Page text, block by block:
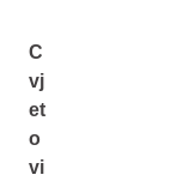
C
vj
et
o
vi